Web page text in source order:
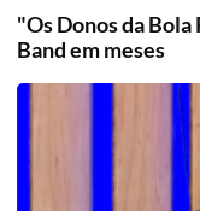
"Os Donos da
Band em meses